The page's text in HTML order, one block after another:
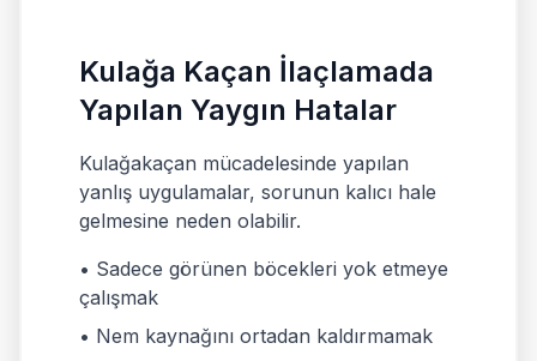
Kulağa Kaçan İlaçlamada
Yapılan Yaygın Hatalar
Kulağakaçan mücadelesinde yapılan
yanlış uygulamalar, sorunun kalıcı hale
gelmesine neden olabilir.
• Sadece görünen böcekleri yok etmeye
çalışmak
• Nem kaynağını ortadan kaldırmamak